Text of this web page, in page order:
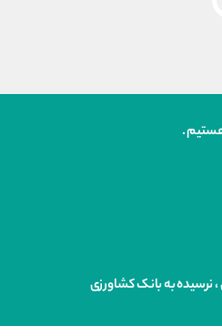
، نرسیده به بانک کشاورزی